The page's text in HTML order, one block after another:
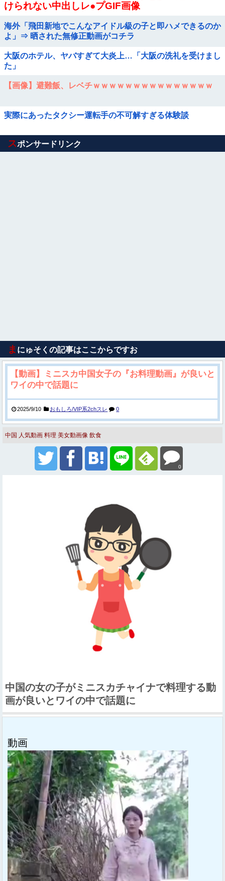
けられない中出しレ●プGIF画像
海外「飛田新地でこんなアイドル級の子と即ハメできるのか
よ」⇒ 晒された無修正動画がコチラ
大阪のホテル、ヤバすぎて大炎上…「大阪の洗礼を受けまし
た」
【画像】避難飯、レベチｗｗｗｗｗｗｗｗｗｗｗｗｗｗｗ
実際にあったタクシー運転手の不可解すぎる体験談
Powered by livedoor 相互RSS
スポンサードリンク
ま にゅそくの記事はここからですお
【動画】ミニスカ中国女子の『お料理動画』が良いと
ワイの中で話題に
2025/9/10 おもしろ/VIP系2chスレ 0
中国 人気動画 料理 美女動画像 飲食
0
中国の女の子がミニスカチャイナで料理する動
画が良いとワイの中で話題に
動画